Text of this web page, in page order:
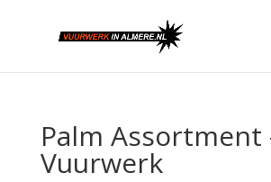
Palm Assortment
Vuurwerk